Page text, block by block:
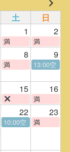
土 日
1 2
満 満
8 9
満
13:00空
15 16
満
22 23
10:00空
満